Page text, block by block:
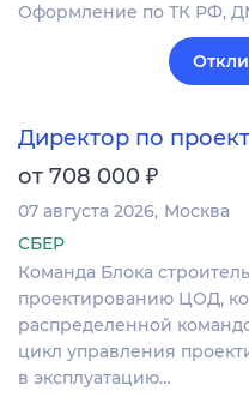
Оформление по ТК РФ,
Директор по
от 708 000 ₽
07 августа 2026 Москва
СБЕР
Команда Блока
проектированию ЦОД,
распределенной
цикл управления
в эксплуатацию…